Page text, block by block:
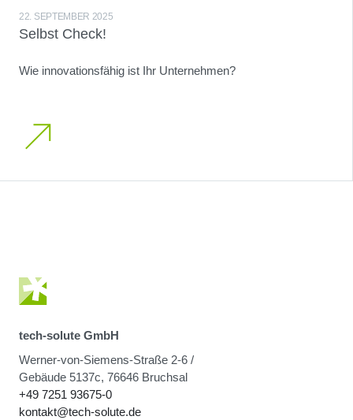
22. SEPTEMBER 2025
Selbst Check!
Wie innovationsfähig ist Ihr Unternehmen?
tech-solute GmbH
Werner-von-Siemens-Straße 2-6 /
Gebäude 5137c, 76646 Bruchsal
+49 7251 93675-0
kontakt@tech-solute.de